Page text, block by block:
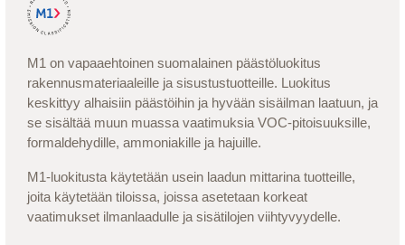
M1 on vapaaehtoinen suomalainen päästöluokitus
rakennusmateriaaleille ja sisustustuotteille. Luokitus
keskittyy alhaisiin päästöihin ja hyvään sisäilman laatuun, ja
se sisältää muun muassa vaatimuksia VOC-pitoisuuksille,
formaldehydille, ammoniakille ja hajuille.
M1-luokitusta käytetään usein laadun mittarina tuotteille,
joita käytetään tiloissa, joissa asetetaan korkeat
vaatimukset ilmanlaadulle ja sisätilojen viihtyvyydelle.